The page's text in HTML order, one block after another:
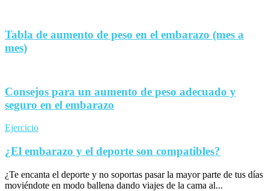
Tabla de aumento de peso en el embarazo (mes a
mes)
Consejos para un aumento de peso adecuado y
seguro en el embarazo
Ejercicio
¿El embarazo y el deporte son compatibles?
¿Te encanta el deporte y no soportas pasar la mayor parte de tus días
moviéndote en modo ballena dando viajes de la cama al...